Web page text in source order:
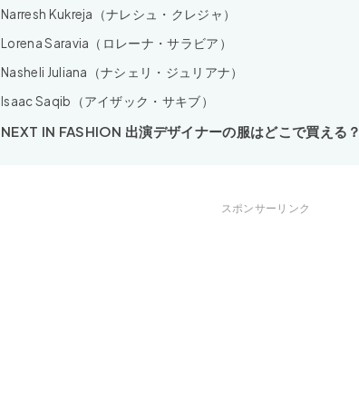
Narresh Kukreja（ナレシュ・クレジャ）
Lorena Saravia（ロレーナ・サラビア）
Nasheli Juliana（ナシェリ・ジュリアナ）
Isaac Saqib（アイザック・サキブ）
NEXT IN FASHION 出演デザイナーの服はどこで買える？
スポンサーリンク